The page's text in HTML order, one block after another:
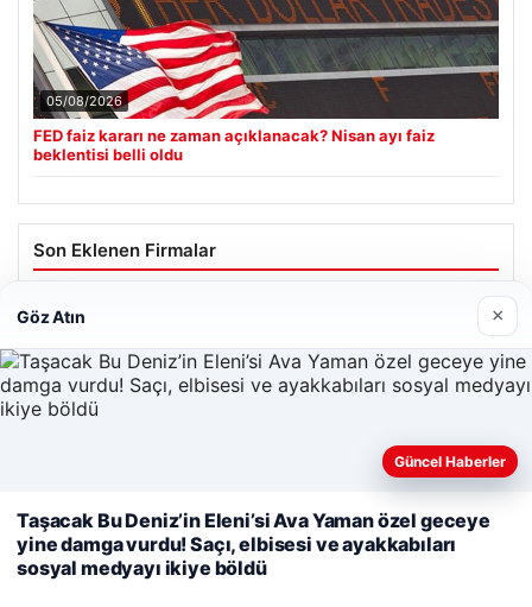
05/08/2026
FED faiz kararı ne zaman açıklanacak? Nisan ayı faiz
beklentisi belli oldu
Son Eklenen Firmalar
Cengiz Sigorta
© 2026 Renkli Yazı – Güncel Haberler
Web sitemizi nasıl kullandığınızı daha iyi anlayabilmek,
deneyiminizi kişiselleştirmek ve geliştirmek amacıyla çerezler
kullanıyoruz.Çerez Politikamız
Reddet Kabul Et
Göz Atın ×
Güncel Haberler
Taşacak Bu Deniz’in Eleni’si Ava Yaman özel geceye
yine damga vurdu! Saçı, elbisesi ve ayakkabıları
sosyal medyayı ikiye böldü
Tercüme Bürosu|Malta Dil Okulu